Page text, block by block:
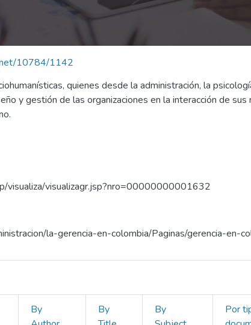
10784/1142
quienes desde la administración, la
y gestión de las organizaciones en la interacción de sus
visualizagr.jsp?nro=00000000001632
la-gerencia-en-colombia/Paginas/gerencia-en-
By
By
By
Por